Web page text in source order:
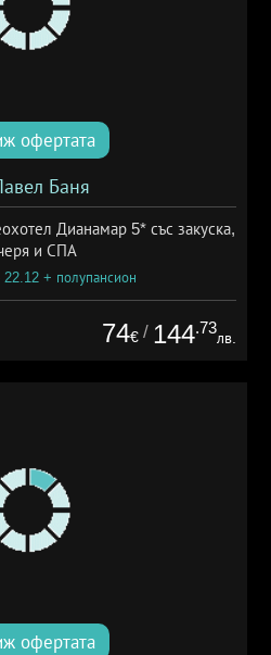
офертата
Баня
Дианамар 5* със закуска,
и СПА
+ полупансион
74€ / 144.73
лв.
офертата